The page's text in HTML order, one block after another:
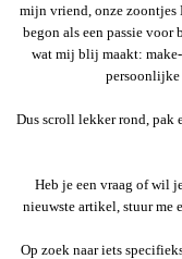
mijn vriend, onze zoontjes
begon als een passie
wat mij blij maakt:
persoonlijke
Dus scroll lekker rond, pak
Heb je een vraag of wil
nieuwste artikel, stuur me
Op zoek naar iets